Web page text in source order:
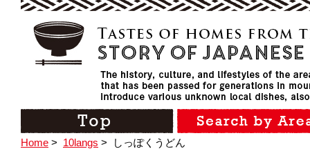
Home > 10langs > しっぽくうどん